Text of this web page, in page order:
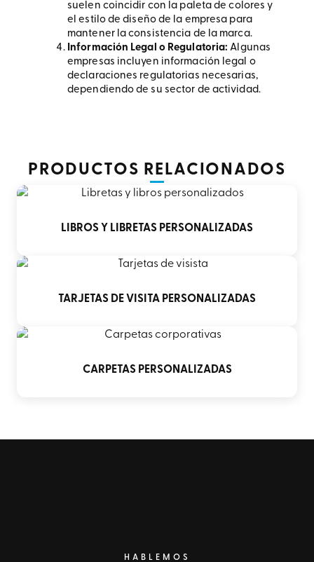
suelen coincidir con la paleta de colores y
el estilo de diseño de la empresa para
mantener la consistencia de la marca.
Información Legal o Regulatoria: Algunas
empresas incluyen información legal o
declaraciones regulatorias necesarias,
dependiendo de su sector de actividad.
PRODUCTOS RELACIONADOS
LIBROS Y LIBRETAS PERSONALIZADAS
TARJETAS DE VISITA PERSONALIZADAS
CARPETAS PERSONALIZADAS
HABLEMOS